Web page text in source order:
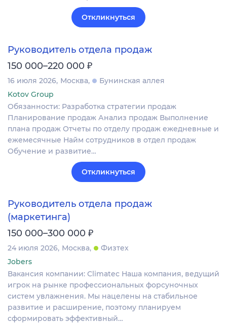
Откликнуться
Руководитель отдела продаж
150 000–220 000 ₽
16 июля 2026 Москва
Бунинская аллея
Kotov Group
Обязанности: Разработка стратегии продаж
Планирование продаж Анализ продаж Выполнение
плана продаж Отчеты по отделу продаж ежедневные и
ежемесячные Найм сотрудников в отдел продаж
Обучение и развитие…
Откликнуться
Руководитель отдела продаж
(маркетинга)
150 000–300 000 ₽
24 июля 2026 Москва
Физтех
Jobers
Вакансия компании: Climatec Наша компания, ведущий
игрок на рынке профессиональных форсуночных
систем увлажнения. Мы нацелены на стабильное
развитие и расширение, поэтому планируем
сформировать эффективный…